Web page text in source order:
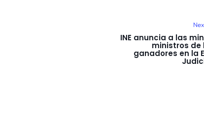
INE anuncia a las
ministros de
ganadores en la